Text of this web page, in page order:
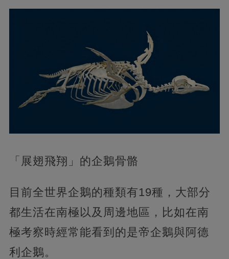
「展翅飛翔」的企鵝骨骼
目前全世界企鵝的種類有19種，大部分
都生活在南極以及周邊地區，比如在南
極考察時經常能看到的是帝企鵝與阿德
利企鵝。